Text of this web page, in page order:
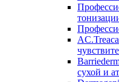
сухой и